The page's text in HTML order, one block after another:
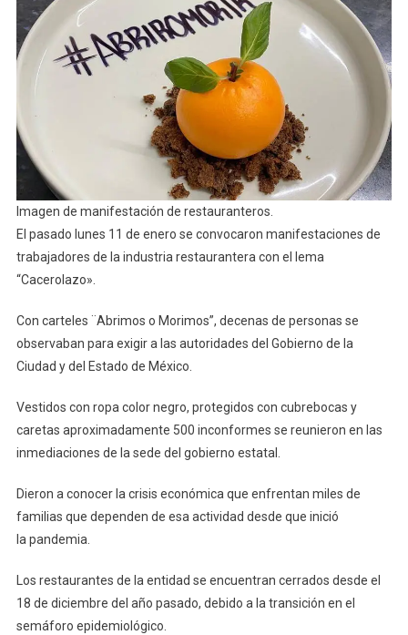
Imagen de manifestación de restauranteros.
El pasado lunes 11 de enero se convocaron manifestaciones de
trabajadores de la industria restaurantera con el lema
“Cacerolazo».
Con carteles ¨Abrimos o Morimos”, decenas de personas se
observaban para exigir a las autoridades del Gobierno de la
Ciudad y del Estado de México.
Vestidos con ropa color negro, protegidos con cubrebocas y
caretas aproximadamente 500 inconformes se reunieron en las
inmediaciones de la sede del gobierno estatal.
Dieron a conocer la crisis económica que enfrentan miles de
familias que dependen de esa actividad desde que inició
la pandemia.
Los restaurantes de la entidad se encuentran cerrados desde el
18 de diciembre del año pasado, debido a la transición en el
semáforo epidemiológico.